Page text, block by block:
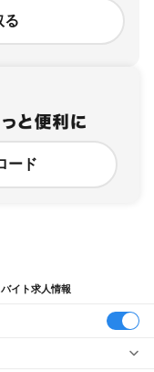
る
ード
イト求人情報